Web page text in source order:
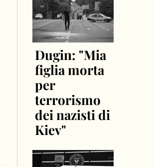
Dugin: "Mia
figlia morta
per
terrorismo
dei nazisti di
Kiev"